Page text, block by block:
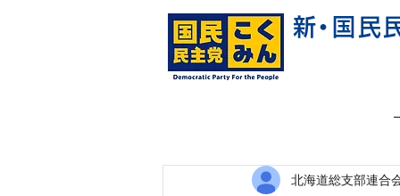
新・ 国民
北海道総支部連合